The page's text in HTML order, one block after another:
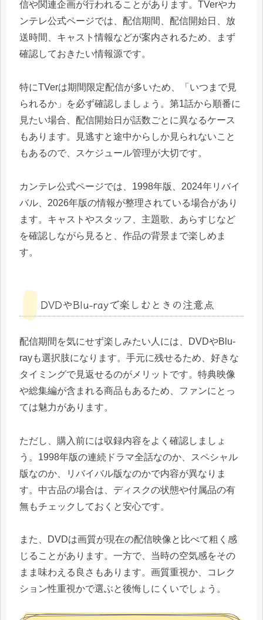
信や関連企画が行われることがあります。TVerやカ
ンテレ公式ページでは、配信期間、配信開始日、放
送時間、キャスト情報などが案内されるため、まず
確認しておきたい情報源です。
特にTVerは期間限定配信が多いため、「いつまで見
られるか」を必ず確認しましょう。第1話から順番に
見たい場合、配信開始日が話数ごとに異なるケース
もあります。見逃すと途中からしか見られないこと
もあるので、スケジュール管理が大切です。
カンテレ公式ページでは、1998年版、2024年リバイ
バル、2026年版の情報が整理されている場合があり
ます。キャストやスタッフ、主題歌、あらすじなど
を確認しながら見ると、作品の背景まで楽しめま
す。
DVDやBlu-rayで楽しむときの注意点
配信期間を気にせず楽しみたい人には、DVDやBlu-
rayも選択肢になります。手元に残せるため、好きな
タイミングで見返せるのがメリットです。特典映像
や総集編が含まれる商品もあるため、ファンにとっ
ては魅力があります。
ただし、購入前には収録内容をよく確認しましょ
う。1998年版の連続ドラマ全話なのか、スペシャル
版なのか、リバイバル版なのかで内容が異なりま
す。中古品の場合は、ディスクの状態や付属品の有
無もチェックしておくと安心です。
また、DVDは画質が現在の配信映像と比べて粗く感
じることがあります。一方で、当時の空気感をその
まま味わえる良さもあります。画質重視か、コレク
ション性重視かで選ぶと後悔しにくいでしょう。